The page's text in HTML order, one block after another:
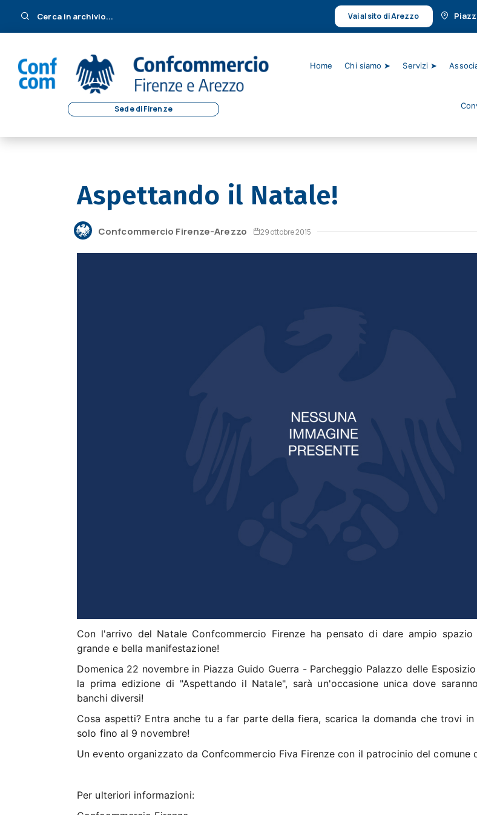
Cerca in archivio... Vai al sito di Arezzo
Sede di Firenze
Home Chi siamo ➤ Servizi ➤
Aspettando il Natale!
Confcommercio Firenze-Arezzo 29 ottobre 2015
Con l'arrivo del Natale Confcommercio Firenze ha pensato di dare ampio
grande e bella manifestazione!
Domenica 22 novembre in Piazza Guido Guerra - Parcheggio Palazzo delle
la prima edizione di "Aspettando il Natale", sarà un'occasione unica dove
banchi diversi!
Cosa aspetti? Entra anche tu a far parte della fiera, scarica la domanda che trovi
solo fino al 9 novembre!
Un evento organizzato da Confcommercio Fiva Firenze con il patrocinio del comune
Per ulteriori informazioni: